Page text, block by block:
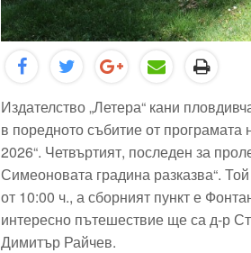
Издателство „Летера“ кани
в поредното събитие от програмата
2026“. Четвъртият, последен за
Симеоновата градина разказва“.
от 10:00 ч., а сборният пункте
интересно пътешествие ще са д-р
Димитър Райчев.